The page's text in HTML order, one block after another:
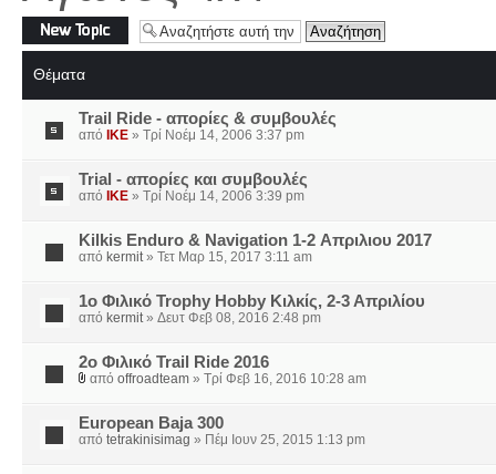
Δημιουργία νέου
θέματος
Θέματα
Trail Ride - απορίες & συμβουλές
από IKE » Τρί Νοέμ 14, 2006 3:37 pm
Trial - απορίες και συμβουλές
από IKE » Τρί Νοέμ 14, 2006 3:39 pm
Kilkis Enduro & Navigation 1-2 Απριλιου 2017
από kermit» Τετ Μαρ 15, 2017 3:11 am
1ο Φιλικό Trophy Hobby Κιλκίς, 2-3 Απριλίου
από kermit» Δευτ Φεβ 08, 2016 2:48 pm
2ο Φιλικό Trail Ride 2016
από offroadteam » Τρί Φεβ 16, 2016 10:28 am
European Baja 300
από tetrakinisimag » Πέμ Ιουν 25, 2015 1:13 pm